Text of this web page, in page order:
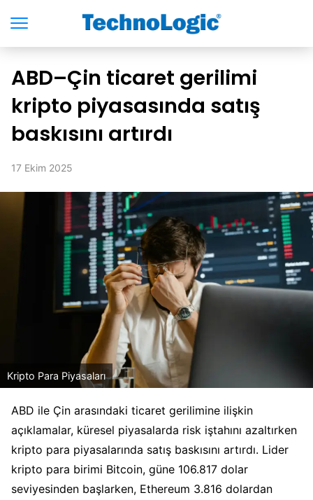
ABD–Çin ticaret gerilimi
kripto piyasasında satış
baskısını artırdı
17 Ekim 2025
Kripto Para Piyasaları
ABD ile Çin arasındaki ticaret gerilimine ilişkin
açıklamalar, küresel piyasalarda risk iştahını azaltırken
kripto para piyasalarında satış baskısını artırdı. Lider
kripto para birimi Bitcoin, güne 106.817 dolar
seviyesinden başlarken, Ethereum 3.816 dolardan